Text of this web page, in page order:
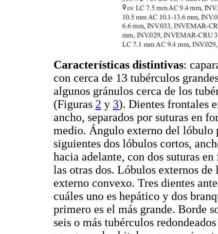
Características distintivas:
con cerca de 13 tubérculos
algunos gránulos cerca de los
(Figuras 2 y 3). Dientes frontales
ancho, separados por suturas en
medio. Ángulo externo del lóbulo
siguientes dos lóbulos cortos,
hacia adelante, con dos suturas
las otras dos. Lóbulos externos
externo convexo. Tres dientes
cuáles uno es hepático y dos
primero es el más grande. Borde
seis o más tubérculos